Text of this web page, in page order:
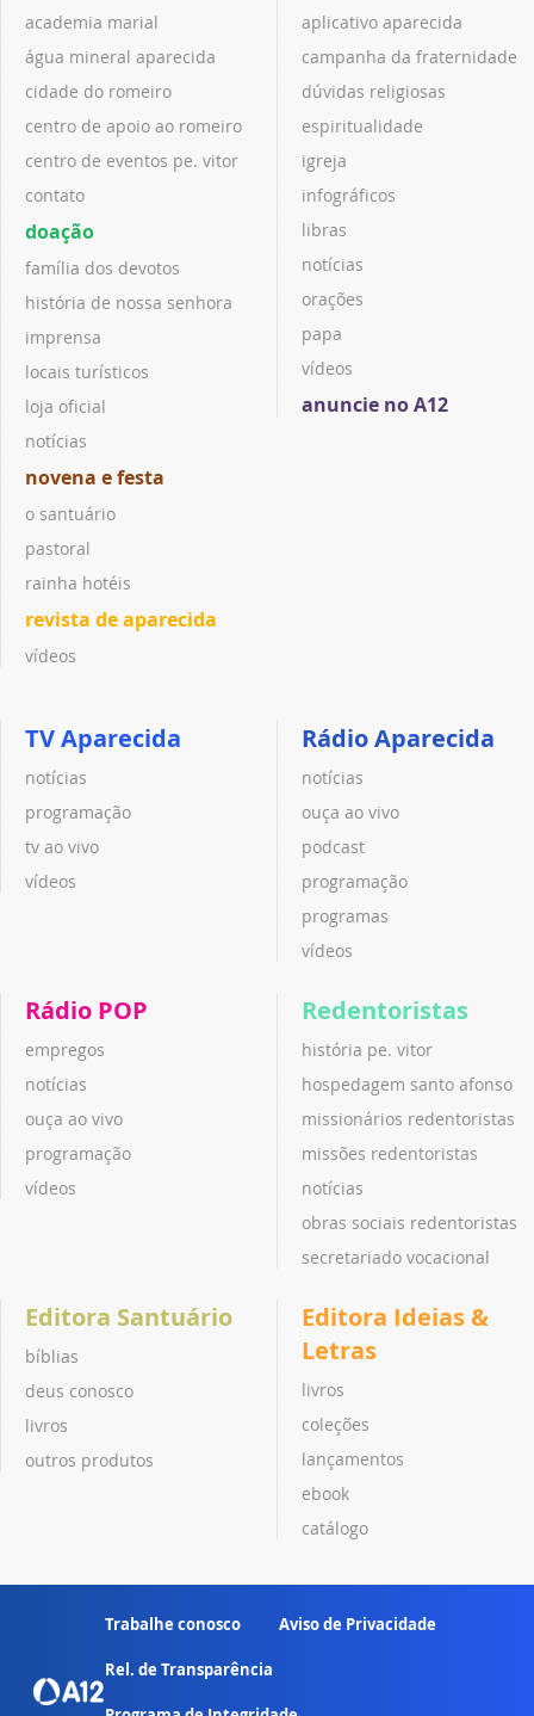
academia marial
água mineral aparecida
cidade do romeiro
centro de apoio ao romeiro
centro de eventos pe. vitor
contato
doação
família dos devotos
história de nossa senhora
imprensa
locais turísticos
loja oficial
notícias
novena e festa
o santuário
pastoral
rainha hotéis
revista de aparecida
vídeos
aplicativo aparecida
campanha da fraternidade
dúvidas religiosas
espiritualidade
igreja
infográficos
libras
notícias
orações
papa
vídeos
anuncie no A12
TV Aparecida
notícias
programação
tv ao vivo
vídeos
Rádio Aparecida
notícias
ouça ao vivo
podcast
programação
programas
vídeos
Rádio POP
empregos
notícias
ouça ao vivo
programação
vídeos
Redentoristas
história pe. vitor
hospedagem santo afonso
missionários redentoristas
missões redentoristas
notícias
obras sociais redentoristas
secretariado vocacional
Editora Santuário
bíblias
deus conosco
livros
outros produtos
Editora Ideias &
Letras
livros
coleções
lançamentos
ebook
catálogo
Trabalhe conosco Aviso de Privacidade
Rel. de Transparência